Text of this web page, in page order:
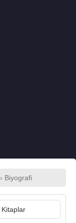
› Biyografi
Kitaplar